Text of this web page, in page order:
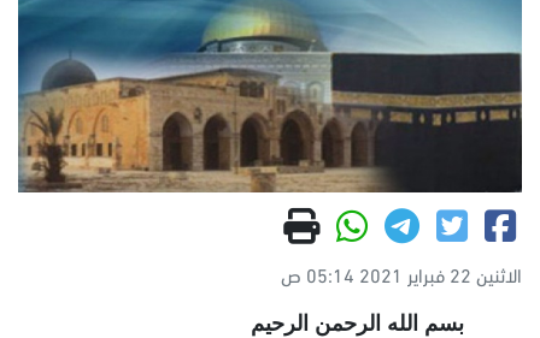
الاثنين 22 فبراير 2021 05:14 ص
بسم الله الرحمن الرحيم